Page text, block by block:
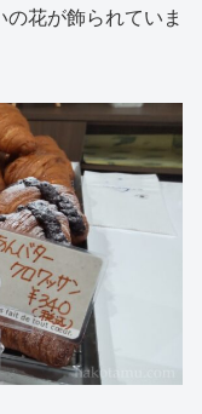
花が飾られていま